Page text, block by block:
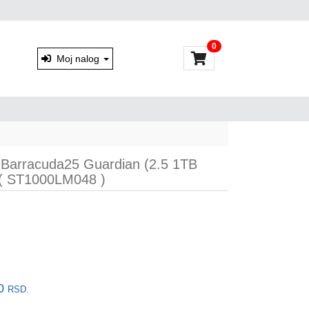
Moj nalog
0
Guardian (2.5 1TB
ST1000LM048 )
RSD.